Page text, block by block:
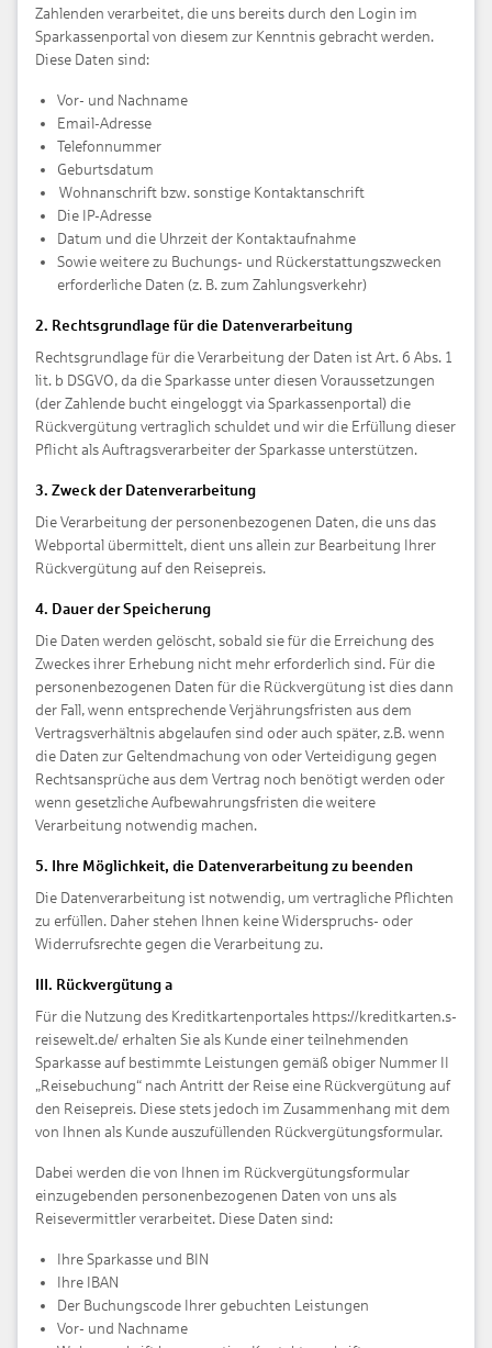
Zahlenden verarbeitet, die uns bereits durch den Login im
Sparkassenportal von diesem zur Kenntnis gebracht werden.
Diese Daten sind:
Vor- und Nachname
Email-Adresse
Telefonnummer
Geburtsdatum
Wohnanschrift bzw. sonstige Kontaktanschrift
Die IP-Adresse
Datum und die Uhrzeit der Kontaktaufnahme
Sowie weitere zu Buchungs- und Rückerstattungszwecken
erforderliche Daten (z. B. zum Zahlungsverkehr)
2. Rechtsgrundlage für die Datenverarbeitung
Rechtsgrundlage für die Verarbeitung der Daten ist Art. 6 Abs. 1
lit. b DSGVO, da die Sparkasse unter diesen Voraussetzungen
(der Zahlende bucht eingeloggt via Sparkassenportal) die
Rückvergütung vertraglich schuldet und wir die Erfüllung dieser
Pflicht als Auftragsverarbeiter der Sparkasse unterstützen.
3. Zweck der Datenverarbeitung
Die Verarbeitung der personenbezogenen Daten, die uns das
Webportal übermittelt, dient uns allein zur Bearbeitung Ihrer
Rückvergütung auf den Reisepreis.
4. Dauer der Speicherung
Die Daten werden gelöscht, sobald sie für die Erreichung des
Zweckes ihrer Erhebung nicht mehr erforderlich sind. Für die
personenbezogenen Daten für die Rückvergütung ist dies dann
der Fall, wenn entsprechende Verjährungsfristen aus dem
Vertragsverhältnis abgelaufen sind oder auch später, z.B. wenn
die Daten zur Geltendmachung von oder Verteidigung gegen
Rechtsansprüche aus dem Vertrag noch benötigt werden oder
wenn gesetzliche Aufbewahrungsfristen die weitere
Verarbeitung notwendig machen.
5. Ihre Möglichkeit, die Datenverarbeitung zu beenden
Die Datenverarbeitung ist notwendig, um vertragliche Pflichten
zu erfüllen. Daher stehen Ihnen keine Widerspruchs- oder
Widerrufsrechte gegen die Verarbeitung zu.
III. Rückvergütung a
Für die Nutzung des Kreditkartenportales https://kreditkarten.s-
reisewelt.de/ erhalten Sie als Kunde einer teilnehmenden
Sparkasse auf bestimmte Leistungen gemäß obiger Nummer II
„Reisebuchung“ nach Antritt der Reise eine Rückvergütung auf
den Reisepreis. Diese stets jedoch im Zusammenhang mit dem
von Ihnen als Kunde auszufüllenden Rückvergütungsformular.
Dabei werden die von Ihnen im Rückvergütungsformular
einzugebenden personenbezogenen Daten von uns als
Reisevermittler verarbeitet. Diese Daten sind:
Ihre Sparkasse und BIN
Ihre IBAN
Der Buchungscode Ihrer gebuchten Leistungen
Vor- und Nachname